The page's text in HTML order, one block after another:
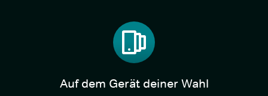
Auf dem Gerät deiner Wahl